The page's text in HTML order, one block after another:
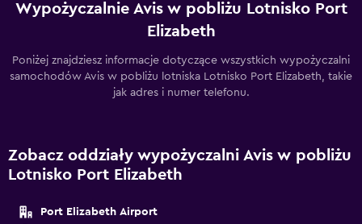
Wypożyczalnie Avis w pobliżu Lotnisko Port
Elizabeth
Poniżej znajdziesz informacje dotyczące wszystkich wypożyczalni
samochodów Avis w pobliżu lotniska Lotnisko Port Elizabeth, takie
jak adres i numer telefonu.
Zobacz oddziały wypożyczalni Avis w pobliżu
Lotnisko Port Elizabeth
Port Elizabeth Airport